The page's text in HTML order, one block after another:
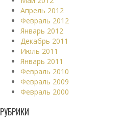
Апрель 2012
Февраль 2012
Январь 2012
Декабрь 2011
Июль 2011
Январь 2011
Февраль 2010
Февраль 2009
Февраль 2000
РУБРИКИ